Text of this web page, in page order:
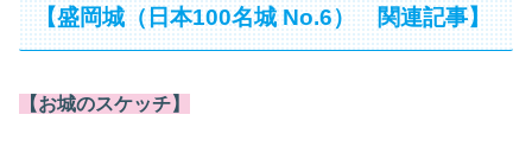
【盛岡城（日本100名城 No.6） 関連記事】
【お城のスケッチ】